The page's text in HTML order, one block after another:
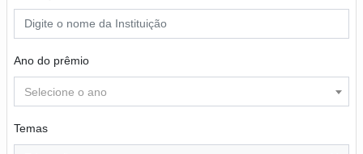
Ano do prêmio
Selecione o ano
Temas